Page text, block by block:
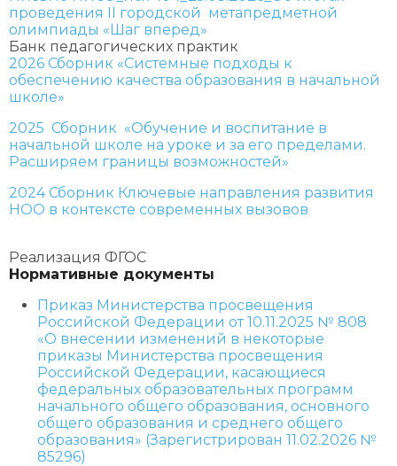
проведения II городской метапредметной
олимпиады «Шаг вперед»
Банк педагогических практик
2026 Сборник «Системные подходы к
обеспечению качества образования в начальной
школе»
2025 Сборник «Обучение и воспитание в
начальной школе на уроке и за его пределами.
Расширяем границы возможностей»
2024 Сборник Ключевые направления развития
НОО в контексте современных вызовов
Реализация ФГОС
Нормативные документы
Приказ Министерства просвещения
Российской Федерации от 10.11.2025 № 808
«О внесении изменений в некоторые
приказы Министерства просвещения
Российской Федерации, касающиеся
федеральных образовательных программ
начального общего образования, основного
общего образования и среднего общего
образования» (Зарегистрирован 11.02.2026 №
85296)